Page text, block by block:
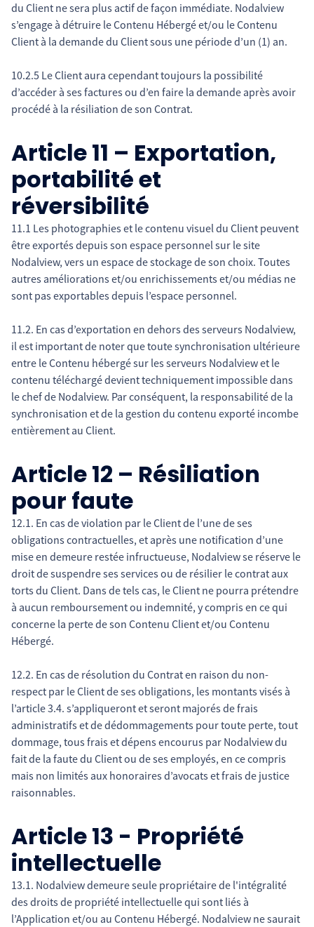
du Client ne sera plus actif de façon immédiate. Nodalview
s’engage à détruire le Contenu Hébergé et/ou le Contenu
Client à la demande du Client sous une période d’un (1) an.
10.2.5 Le Client aura cependant toujours la possibilité
d’accéder à ses factures ou d’en faire la demande après avoir
procédé à la résiliation de son Contrat.
Article 11 – Exportation,
portabilité et
réversibilité
11.1 Les photographies et le contenu visuel du Client peuvent
être exportés depuis son espace personnel sur le site
Nodalview, vers un espace de stockage de son choix. Toutes
autres améliorations et/ou enrichissements et/ou médias ne
sont pas exportables depuis l’espace personnel.
11.2. En cas d’exportation en dehors des serveurs Nodalview,
il est important de noter que toute synchronisation ultérieure
entre le Contenu hébergé sur les serveurs Nodalview et le
contenu téléchargé devient techniquement impossible dans
le chef de Nodalview. Par conséquent, la responsabilité de la
synchronisation et de la gestion du contenu exporté incombe
entièrement au Client.
Article 12 – Résiliation
pour faute
12.1. En cas de violation par le Client de l’une de ses
obligations contractuelles, et après une notification d’une
mise en demeure restée infructueuse, Nodalview se réserve le
droit de suspendre ses services ou de résilier le contrat aux
torts du Client. Dans de tels cas, le Client ne pourra prétendre
à aucun remboursement ou indemnité, y compris en ce qui
concerne la perte de son Contenu Client et/ou Contenu
Hébergé.
12.2. En cas de résolution du Contrat en raison du non-
respect par le Client de ses obligations, les montants visés à
l’article 3.4. s’appliqueront et seront majorés de frais
administratifs et de dédommagements pour toute perte, tout
dommage, tous frais et dépens encourus par Nodalview du
fait de la faute du Client ou de ses employés, en ce compris
mais non limités aux honoraires d’avocats et frais de justice
raisonnables.
Article 13 - Propriété
intellectuelle
13.1. Nodalview demeure seule propriétaire de l'intégralité
des droits de propriété intellectuelle qui sont liés à
l’Application et/ou au Contenu Hébergé. Nodalview ne saurait